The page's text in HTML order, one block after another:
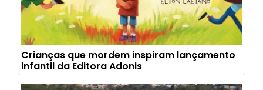
Crianças que mordem inspiram lançamento
infantil da Editora Adonis